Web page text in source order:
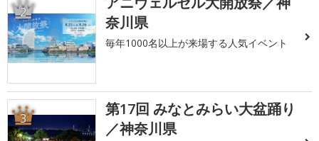
2
奈川県
毎年1000名以上が来場する人気イベント
3
第17回 みなとみらい大盆踊り
／神奈川県